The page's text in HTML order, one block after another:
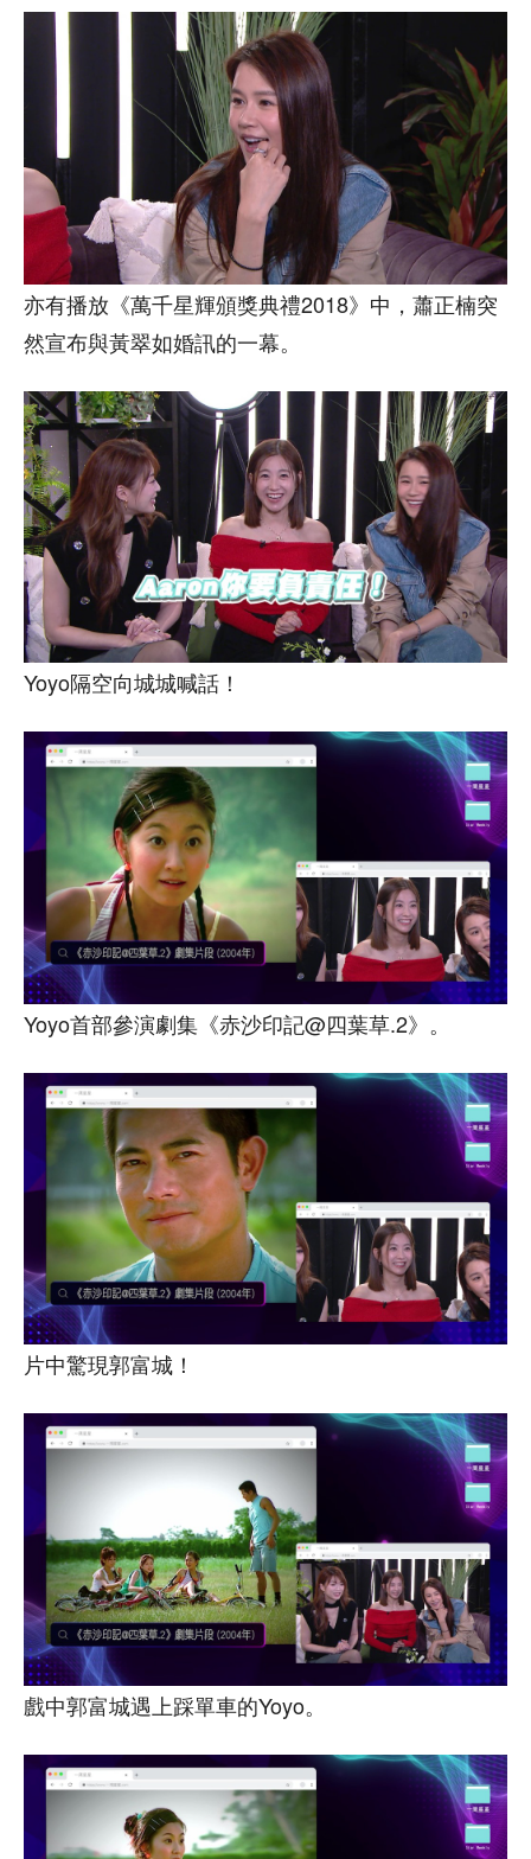
亦有播放《萬千星輝頒獎典禮2018》中，蕭正楠突
然宣布與黃翠如婚訊的一幕。
Yoyo隔空向城城喊話！
Yoyo首部參演劇集《赤沙印記@四葉草.2》。
片中驚現郭富城！
戲中郭富城遇上踩單車的Yoyo。